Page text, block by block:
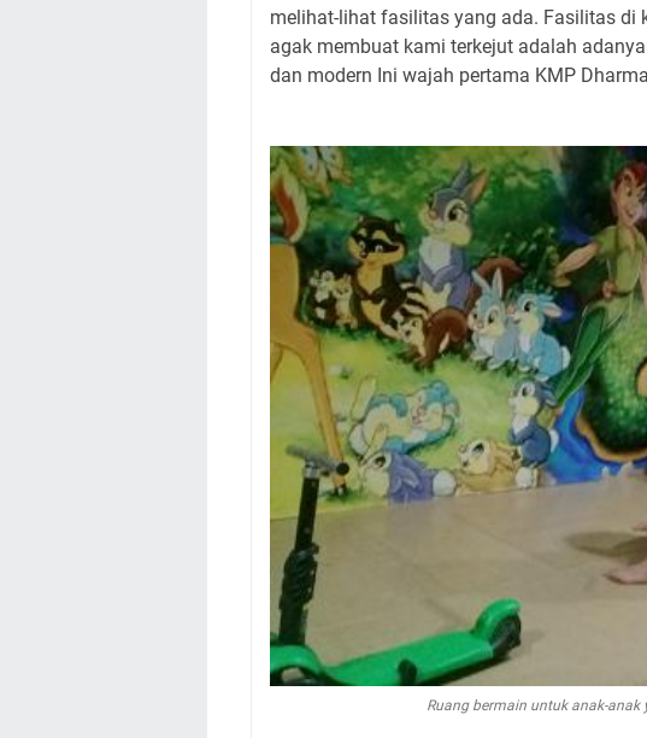
melihat-lihat fasilitas yang ada. Fasilitas di
agak membuat kami terkejut adalah
dan modern Ini wajah pertama KMP
Ruang bermain untuk anak-